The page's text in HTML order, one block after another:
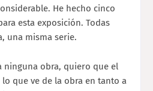
He hecho cinco
esta exposición. Todas
una misma serie.
ninguna obra, quiero que el
que ve de la obra en tanto a